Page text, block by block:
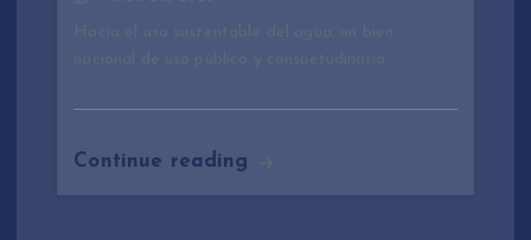
Continue reading